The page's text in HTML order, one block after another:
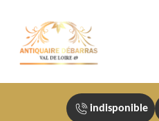
indisponible